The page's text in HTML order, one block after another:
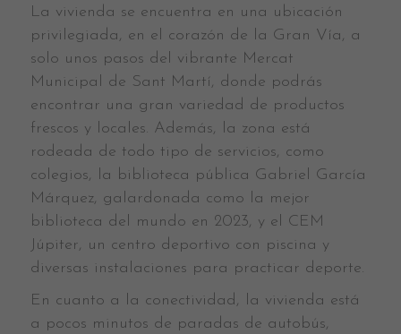
La vivienda se encuentra en una ubicación
privilegiada, en el corazón de la Gran Vía, a
solo unos pasos del vibrante Mercat
Municipal de Sant Martí, donde podrás
encontrar una gran variedad de productos
frescos y locales. Además, la zona está
rodeada de todo tipo de servicios, como
colegios, la biblioteca pública Gabriel García
Márquez, galardonada como la mejor
biblioteca del mundo en 2023, y el CEM
Júpiter, un centro deportivo con piscina y
diversas instalaciones para practicar deporte.
En cuanto a la conectividad, la vivienda está
a pocos minutos de paradas de autobús,